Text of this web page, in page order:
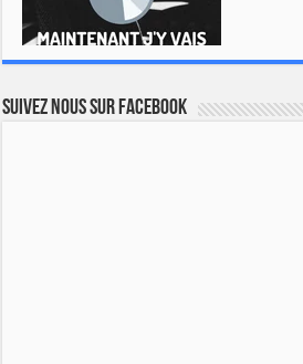
Suivez nous sur Facebook